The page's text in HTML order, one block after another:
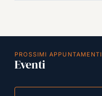
PROSSIMI APPUNTAMENTI
Eventi